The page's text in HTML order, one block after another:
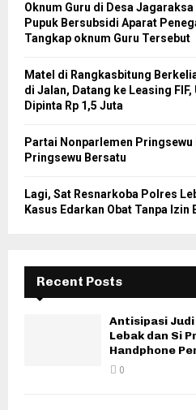
Oknum Guru di Desa
Pupuk Bersubsidi Aparat
Tangkap oknum Guru Tersebut
Matel di Rangkasbitung
di Jalan, Datang ke Leasing
Dipinta Rp 1,5 Juta
Partai Nonparlemen
Pringsewu Bersatu
Lagi, Sat Resnarkoba Polres
Kasus Edarkan Obat Tanpa Izin
Recent Posts
Antisipasi
Lebak dan Si
Handphone
0